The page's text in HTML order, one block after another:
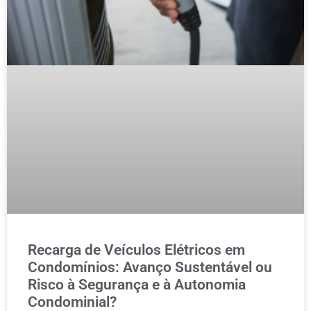
Recarga de Veículos Elétricos em
Condomínios: Avanço Sustentável ou
Risco à Segurança e à Autonomia
Condominial?